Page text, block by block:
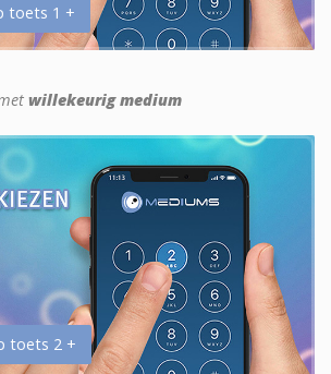
toets 1 +
willekeurig medium
toets 2 +